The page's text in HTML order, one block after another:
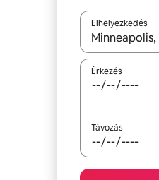
Elhelyezkedés
Az
Érkezés
Távozás